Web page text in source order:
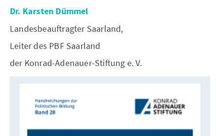
Dr. Karsten Dümmel
Landesbeauftragter Saarland,
Leiter des PBF Saarland
der Konrad-Adenauer-Stiftung e. V.